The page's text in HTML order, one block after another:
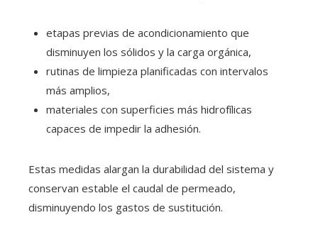
etapas previas de acondicionamiento que
disminuyen los sólidos y la carga orgánica,
rutinas de limpieza planificadas con intervalos
más amplios,
materiales con superficies más hidrofílicas
capaces de impedir la adhesión.
Estas medidas alargan la durabilidad del sistema y
conservan estable el caudal de permeado,
disminuyendo los gastos de sustitución.